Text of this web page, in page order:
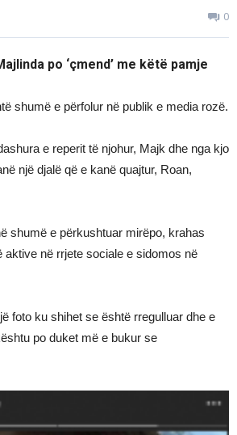
0
po ‘çmend’ me këtë pamje
shumë e përfolur në publik e media rozë.
e reperit të njohur, Majk dhe nga kjo
një djalë që e kanë quajtur, Roan,
shumë e përkushtuar mirëpo, krahas
aktive në rrjete sociale e sidomos në
foto ku shihet se është rregulluar dhe e
po duket më e bukur se